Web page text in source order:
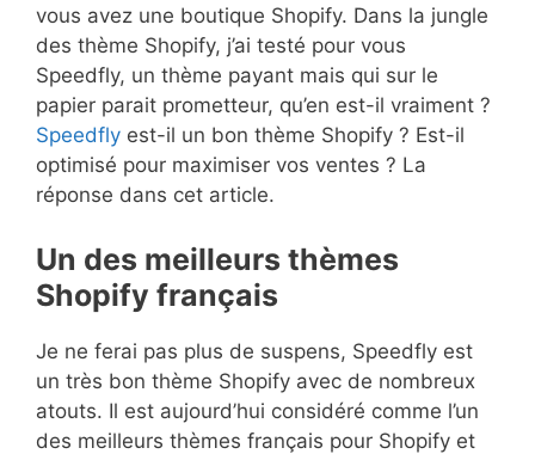
vous avez une boutique Shopify. Dans la jungle
des thème Shopify, j’ai testé pour vous
Speedfly, un thème payant mais qui sur le
papier parait prometteur, qu’en est-il vraiment ?
Speedfly est-il un bon thème Shopify ? Est-il
optimisé pour maximiser vos ventes ? La
réponse dans cet article.
Un des meilleurs thèmes
Shopify français
Je ne ferai pas plus de suspens, Speedfly est
un très bon thème Shopify avec de nombreux
atouts. Il est aujourd’hui considéré comme l’un
des meilleurs thèmes français pour Shopify et